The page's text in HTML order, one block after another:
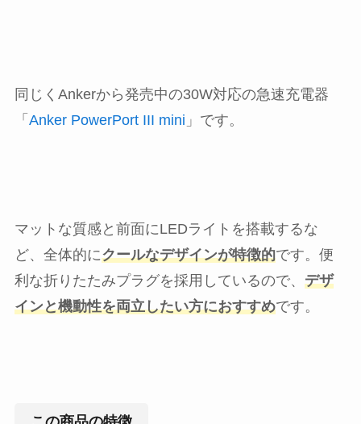
同じくAnkerから発売中の30W対応の急速充電器
「 Anker PowerPort III mini 」です。
マットな質感と前面にLEDライトを搭載するな
ど、全体的にクールなデザインが特徴的です。便
利な折りたたみプラグを採用しているので、 デザ
インと機動性を両立したい方におすすめです。